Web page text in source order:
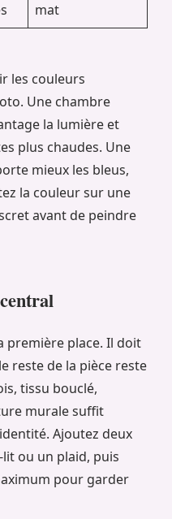
mat
les couleurs
Une chambre
la lumière et
plus chaudes. Une
mieux les bleus,
la couleur sur une
avant de peindre
première place. Il doit
reste de la pièce reste
tissu bouclé,
murale suffit
Ajoutez deux
ou un plaid, puis
pour garder